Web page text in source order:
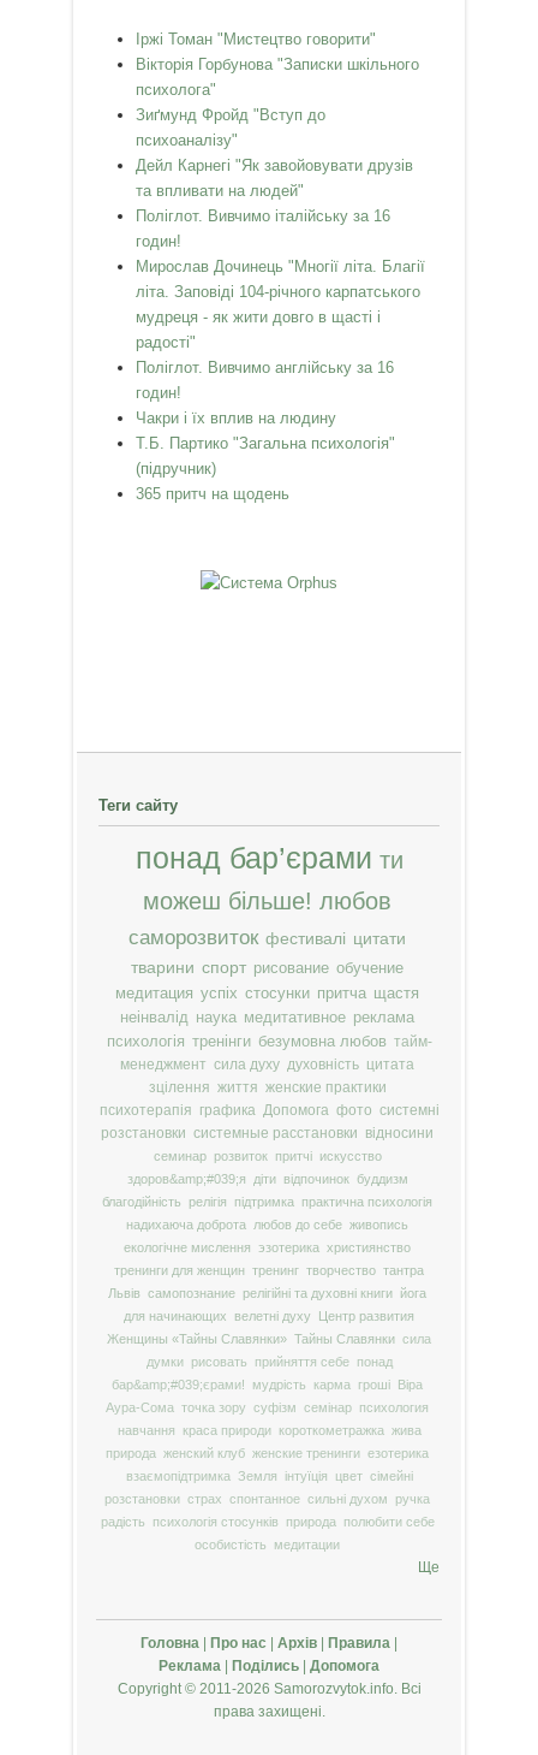
Іржі Томан "Мистецтво говорити"
Вікторія Горбунова "Записки шкільного
психолога"
Зиґмунд Фройд "Вступ до
психоаналізу"
Дейл Карнегі "Як завойовувати друзів
та впливати на людей"
Поліглот. Вивчимо італійську за 16
годин!
Мирослав Дочинець "Многії літа. Благії
літа. Заповіді 104-річного карпатського
мудреця - як жити довго в щасті і
радості"
Поліглот. Вивчимо англійську за 16
годин!
Чакри і їх вплив на людину
Т.Б. Партико "Загальна психологія"
(підручник)
365 притч на щодень
Теги сайту
понад бар’єрами ти
можеш більше! любов
саморозвиток фестивалі цитати
тварини спорт рисование обучение
медитация успіх стосунки притча щастя
неінвалід наука медитативное реклама
психологія тренінги безумовна любов тайм-
менеджмент сила духу духовність цитата
зцілення життя женские практики
психотерапія графика Допомога фото системні
розстановки системные расстановки відносини
семинар розвиток притчі
искусство
здоров&amp;#039;я
діти відпочинок буддизм
благодійність
релігія підтримка
практична психологія
надихаюча доброта
любов до себе живопись
екологічне мислення
эзотерика християнство
тренинги для женщин тренинг творчество тантра
Львів самопознание релігійні та духовні книги йога
для начинающих
велетні духу
Центр развития
Женщины «Тайны Славянки» Тайны Славянки сила
думки
рисовать прийняття себе
понад
бар&amp;#039;єрами!
мудрість карма гроші Віра
Аура-Сома точка зору суфізм семінар психология
навчання
краса природи короткометражка жива
природа женский клуб женские тренинги езотерика
взаємопідтримка Земля інтуїція цвет сімейні
розстановки страх спонтанное сильні духом
ручка
радість
психологія стосунків природа
полюбити себе
особистість
медитации
Ще
Головна | Про нас | Архів | Правила |
Реклама | Поділись | Допомога
Copyright © 2011-2026 Samorozvytok.info. Всі
права захищені.